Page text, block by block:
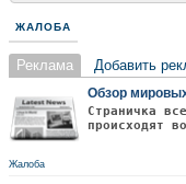
ЖАЛОБА
Реклама Добавить
Обзор
Страничка
происходят
Жалоба